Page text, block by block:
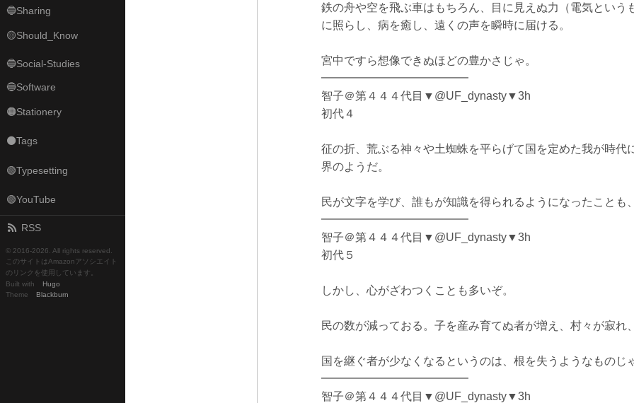
🔵Sharing
🟡Should_Know
🔵Social-Studies
🔵Software
🟠Stationery
⚫Tags
🟢Typesetting
🟢YouTube
RSS
© 2016-2026. All rights reserved.
このサイトはAmazonアソシエイト
のリンクを使用しています。
Built with
Hugo
Theme
Blackburn
鉄の舟や空を飛ぶ車はもちろん、目に見えぬ力（電気という
に照らし、病を癒し、遠くの声を瞬時に届ける。
宮中ですら想像できぬほどの豊かさじゃ。
━━━━━━━━━━━━━
智子＠第４４４代目▼@UF_dynasty▼3h
初代４
征の折、荒ぶる神々や土蜘蛛を平らげて国を定めた我が時代
界のようだ。
民が文字を学び、誰もが知識を得られるようになったことも
━━━━━━━━━━━━━
智子＠第４４４代目▼@UF_dynasty▼3h
初代５
しかし、心がざわつくことも多いぞ。
民の数が減っておる。子を産み育てぬ者が増え、村々が寂れ
国を継ぐ者が少なくなるというのは、根を失うようなものじ
━━━━━━━━━━━━━
智子＠第４４４代目▼@UF_dynasty▼3h